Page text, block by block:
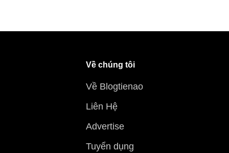
Về chúng tôi
Về Blogtienao
Liên Hệ
Advertise
Tuyển dụng